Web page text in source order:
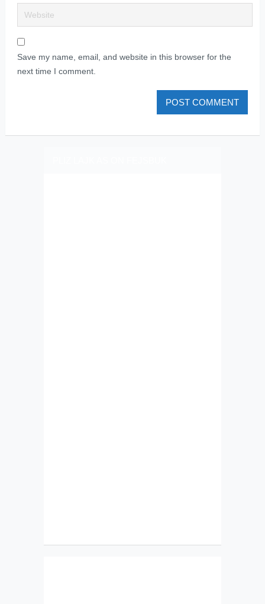
Save my name, email, and website in this browser for the
next time I comment.